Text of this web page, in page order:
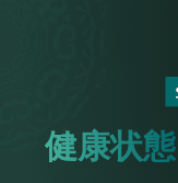
健康状態